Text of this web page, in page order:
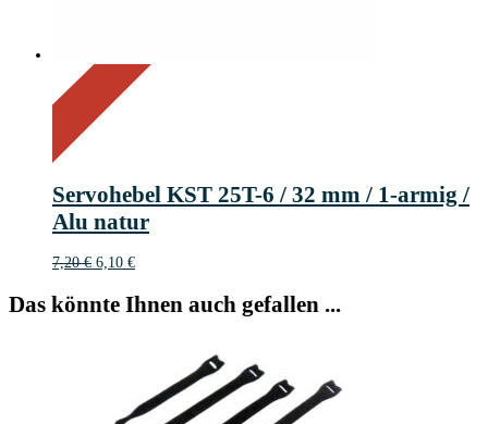
On Sale
€
Servohebel KST 25T-6 / 32 mm / 1-armig /
Alu natur
7,20€ Ursprünglicher
war:
7,20 €
6,10 €Aktueller
ist:
6,10 €.
Das könnte Ihnen auch gefallen ...